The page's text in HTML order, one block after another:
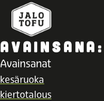
AVAINSANA:
Avainsanat
kesäruoka
kiertotalous